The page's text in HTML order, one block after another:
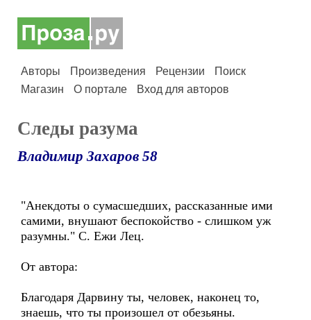
Авторы Произведения Рецензии
Поиск
Магазин
О портале Вход для авторов
Следы разума
Владимир Захаров 58
"Анекдоты о сумасшедших, рассказанные ими
самими, внушают беспокойство - слишком уж
разумны." С. Ежи Лец.
От автора:
Благодаря Дарвину ты, человек, наконец то,
знаешь, что ты произошел от обезьяны.